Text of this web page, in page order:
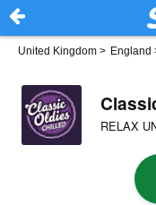
United Kingdom > England
RELAX